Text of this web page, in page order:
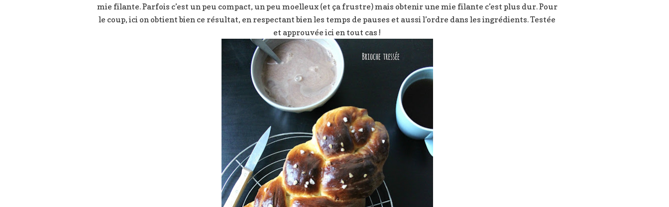
mie filante. Parfois c’est un peu compact, un peu moelleux (et ça frustre) mais obtenir une mie filante c’est plus dur. Pour
le coup, ici on obtient bien ce résultat, en respectant bien les temps de pauses et aussi l’ordre dans les ingrédients. Testée
et approuvée ici en tout cas !